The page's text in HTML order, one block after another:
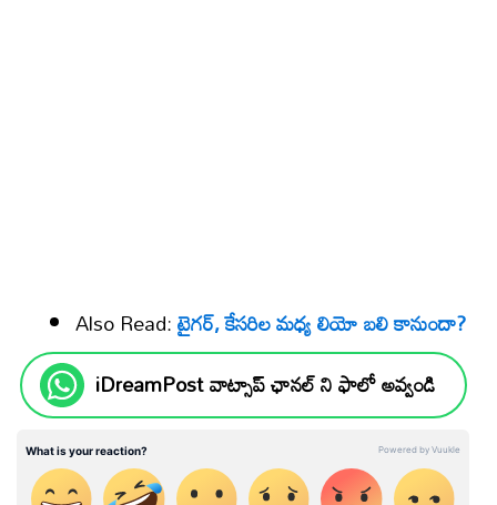
Also Read:టైగర్, కేసరిల మధ్య లియో బలి కానుందా?
iDreamPost వాట్సాప్ ఛానల్ ని ఫాలో అవ్వండి